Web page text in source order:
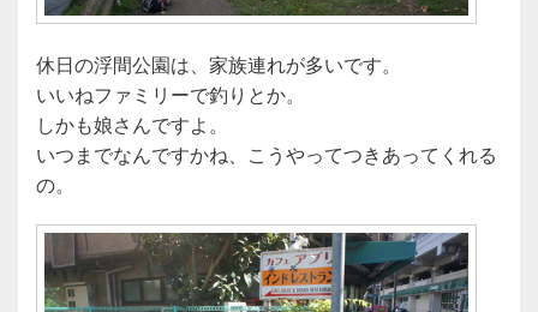
休日の浮間公園は、家族連れが多いです。
いいねファミリーで釣りとか。
しかも娘さんですよ。
いつまでなんですかね、こうやってつきあってくれる
の。